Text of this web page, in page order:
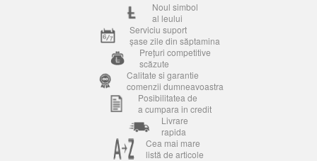
Noul simbol
al leului
Serviciu suport
șase zile din săptamina
Prețuri competitive
scăzute
Calitate si garantie
comenzii dumneavoastra
Posibilitatea de
a cumpara in credit
Livrare
rapida
Cea mai mare
listă de articole